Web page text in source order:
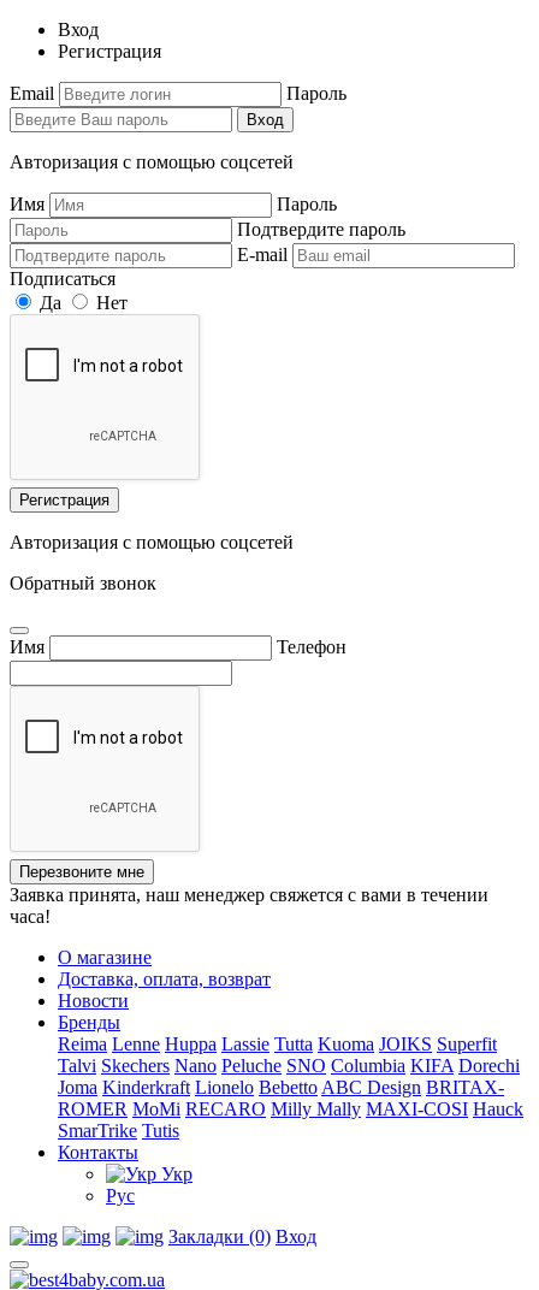
Вход
Регистрация
Email Пароль
Вход
Авторизация с помощью соцсетей
Имя
Пароль
Подтвердите пароль
E-mail
Подписаться
Да
Нет
Регистрация
Авторизация с помощью соцсетей
Обратный звонок
Имя Телефон
Перезвоните мне
Заявка принята, наш менеджер свяжется с вами в течении
часа!
О магазине
Доставка, оплата, возврат
Новости
Бренды
Reima Lenne Huppa Lassie Tutta Kuoma JOIKS Superfit
Talvi Skechers Nano Peluche SNO Columbia KIFA Dorechi
Joma Kinderkraft Lionelo Bebetto ABC Design BRITAX-
ROMER MoMi RECARO Milly Mally MAXI-COSI Hauck
SmarTrike Tutis
Контакты
Укр
Рус
Закладки (0) Вход